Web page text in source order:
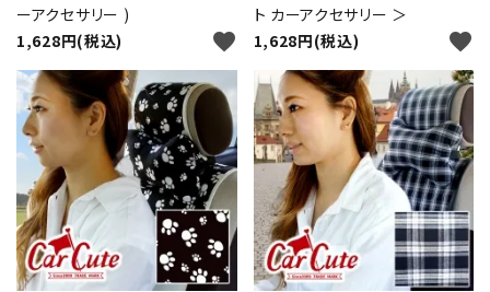
ーアクセサリー )
1,628円(税込)
favorite
ト カーアクセサリー ＞
1,628円(税込)
favorite